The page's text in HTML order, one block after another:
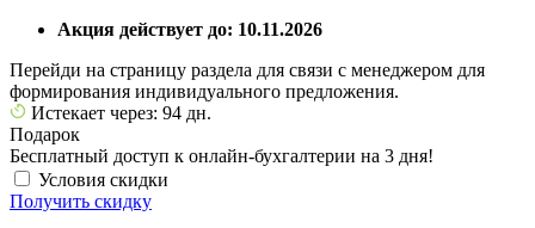
Акция действует до: 10.11.2026
Перейди на страницу раздела для связи с менеджером для
формирования индивидуального предложения.
Истекает через: 94 дн.
Подарок
Бесплатный доступ к онлайн-бухгалтерии на 3 дня!
Условия скидки
Получить скидку